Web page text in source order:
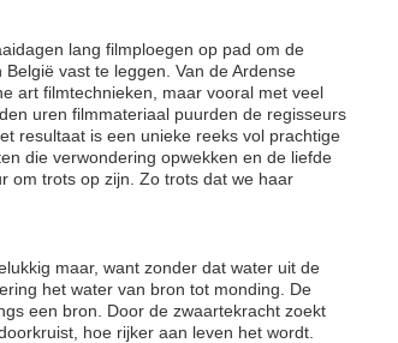
lang filmploegen op pad om de
vast te leggen. Van de Ardense
art filmtechnieken, maar vooral met veel
uren filmmateriaal puurden de regisseurs
resultaat is een unieke reeks vol prachtige
die verwondering opwekken en de liefde
om trots op zijn. Zo trots dat we haar
maar, want zonder dat water uit de
het water van bron tot monding. De
een bron. Door de zwaartekracht zoekt
hoe rijker aan leven het wordt.